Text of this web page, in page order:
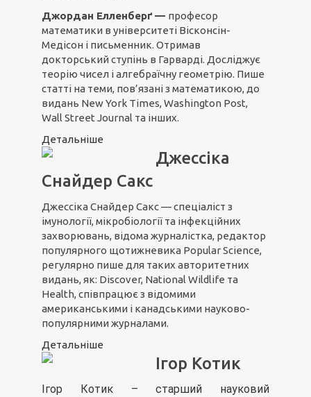
Джордан Елленберґ — професор
математики в університеті Вісконсін-
Медісон і письменник. Отримав
докторський ступінь в Гарварді. Досліджує
теорію чисел і алгебраїчну геометрію. Пише
статті на теми, пов’язані з математикою, до
видань New York Times, Washington Post,
Wall Street Journal та інших.
Детальніше
Джессіка
Снайдер Сакс
Джессіка Снайдер Сакс — спеціаліст з
імунології, мікробіології та інфекційних
захворювань, відома журналістка, редактор
популярного щотижневика Popular Science,
регулярно пише для таких авторитетних
видань, як: Discover, National Wildlife та
Health, співпрацює з відомими
американськими і канадськими науково-
популярними журналами.
Детальніше
Ігор Котик
Ігор Котик – старший науковий